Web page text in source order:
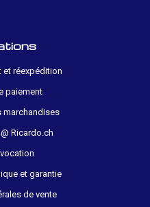
et réexpédition
paiement
marchandises
Ricardo.ch
et garantie
de vente